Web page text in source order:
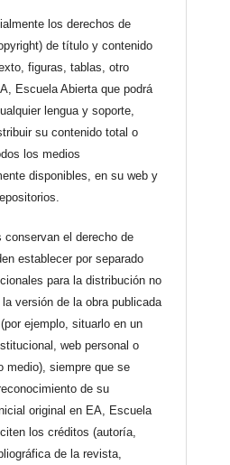
los derechos de
de título y contenido
figuras, tablas, otro
Escuela Abierta que podrá
lengua y soporte,
su contenido total o
los medios
disponibles, en su web y
conservan el derecho de
establecer por separado
para la distribución no
versión de la obra publicada
ejemplo, situarlo en un
web personal o
medio), siempre que se
de su
original en EA, Escuela
los créditos (autoría,
de la revista,